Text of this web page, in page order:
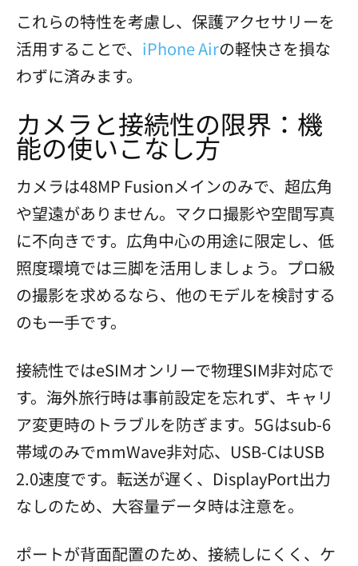
これらの特性を考慮し、保護アクセサリーを
活用することで、 iPhone Airの軽快さを損な
わずに済みます。
カメラと接続性の限界：機
能の使いこなし方
カメラは48MP Fusionメインのみで、超広角
や望遠がありません。マクロ撮影や空間写真
に不向きです。広角中心の用途に限定し、低
照度環境では三脚を活用しましょう。プロ級
の撮影を求めるなら、他のモデルを検討する
のも一手です。
接続性ではeSIMオンリーで物理SIM非対応で
す。海外旅行時は事前設定を忘れず、キャリ
ア変更時のトラブルを防ぎます。5Gはsub-6
帯域のみでmmWave非対応、USB-CはUSB
2.0速度です。転送が遅く、DisplayPort出力
なしのため、大容量データ時は注意を。
ポートが背面配置のため、接続しにくく、ケ